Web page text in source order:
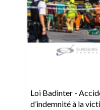
Loi Badinter -
d’indemnité à la